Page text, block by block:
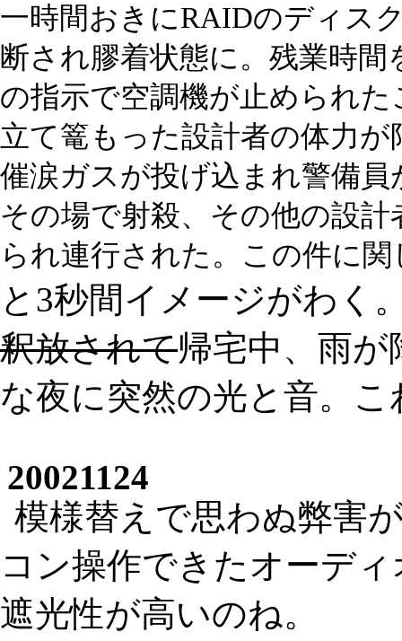
一時間おきにRAIDのディス
断され膠着状態に。残業時
の指示で空調機が止められ
立て篭もった設計者の体力
催涙ガスが投げ込まれ警備
その場で射殺、その他の設
られ連行された。この件に
と3秒間イメージがわく
釈放されて帰宅中、雨
な夜に突然の光と音。こ
20021124
模様替えで思わぬ弊害
コン操作できたオーデ
遮光性が高いのね。